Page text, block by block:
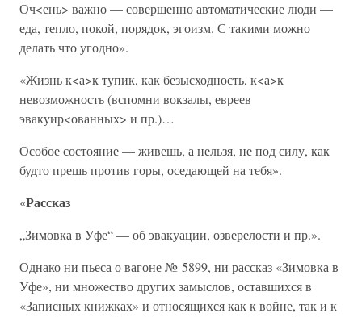
Оч<ень> важно — совершенно автоматические люди —
еда, тепло, покой, порядок, эгоизм. С такими можно
делать что угодно».
«Жизнь к<а>к тупик, как безысходность, к<а>к
невозможность (вспомни вокзалы, евреев
эвакуир<ованных> и пр.)…
Особое состояние — живешь, а нельзя, не под силу, как
будто прешь против горы, оседающей на тебя».
«Рассказ
„Зимовка в Уфе“ — об эвакуации, озверелости и пр.».
Однако ни пьеса о вагоне № 5899, ни рассказ «Зимовка в
Уфе», ни множество других замыслов, оставшихся в
«Записных книжках» и относящихся как к войне, так и к